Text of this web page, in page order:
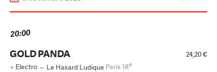
20:00
24,20 €
GOLD PANDA
Electro – Le Hasard Ludique Paris 18e